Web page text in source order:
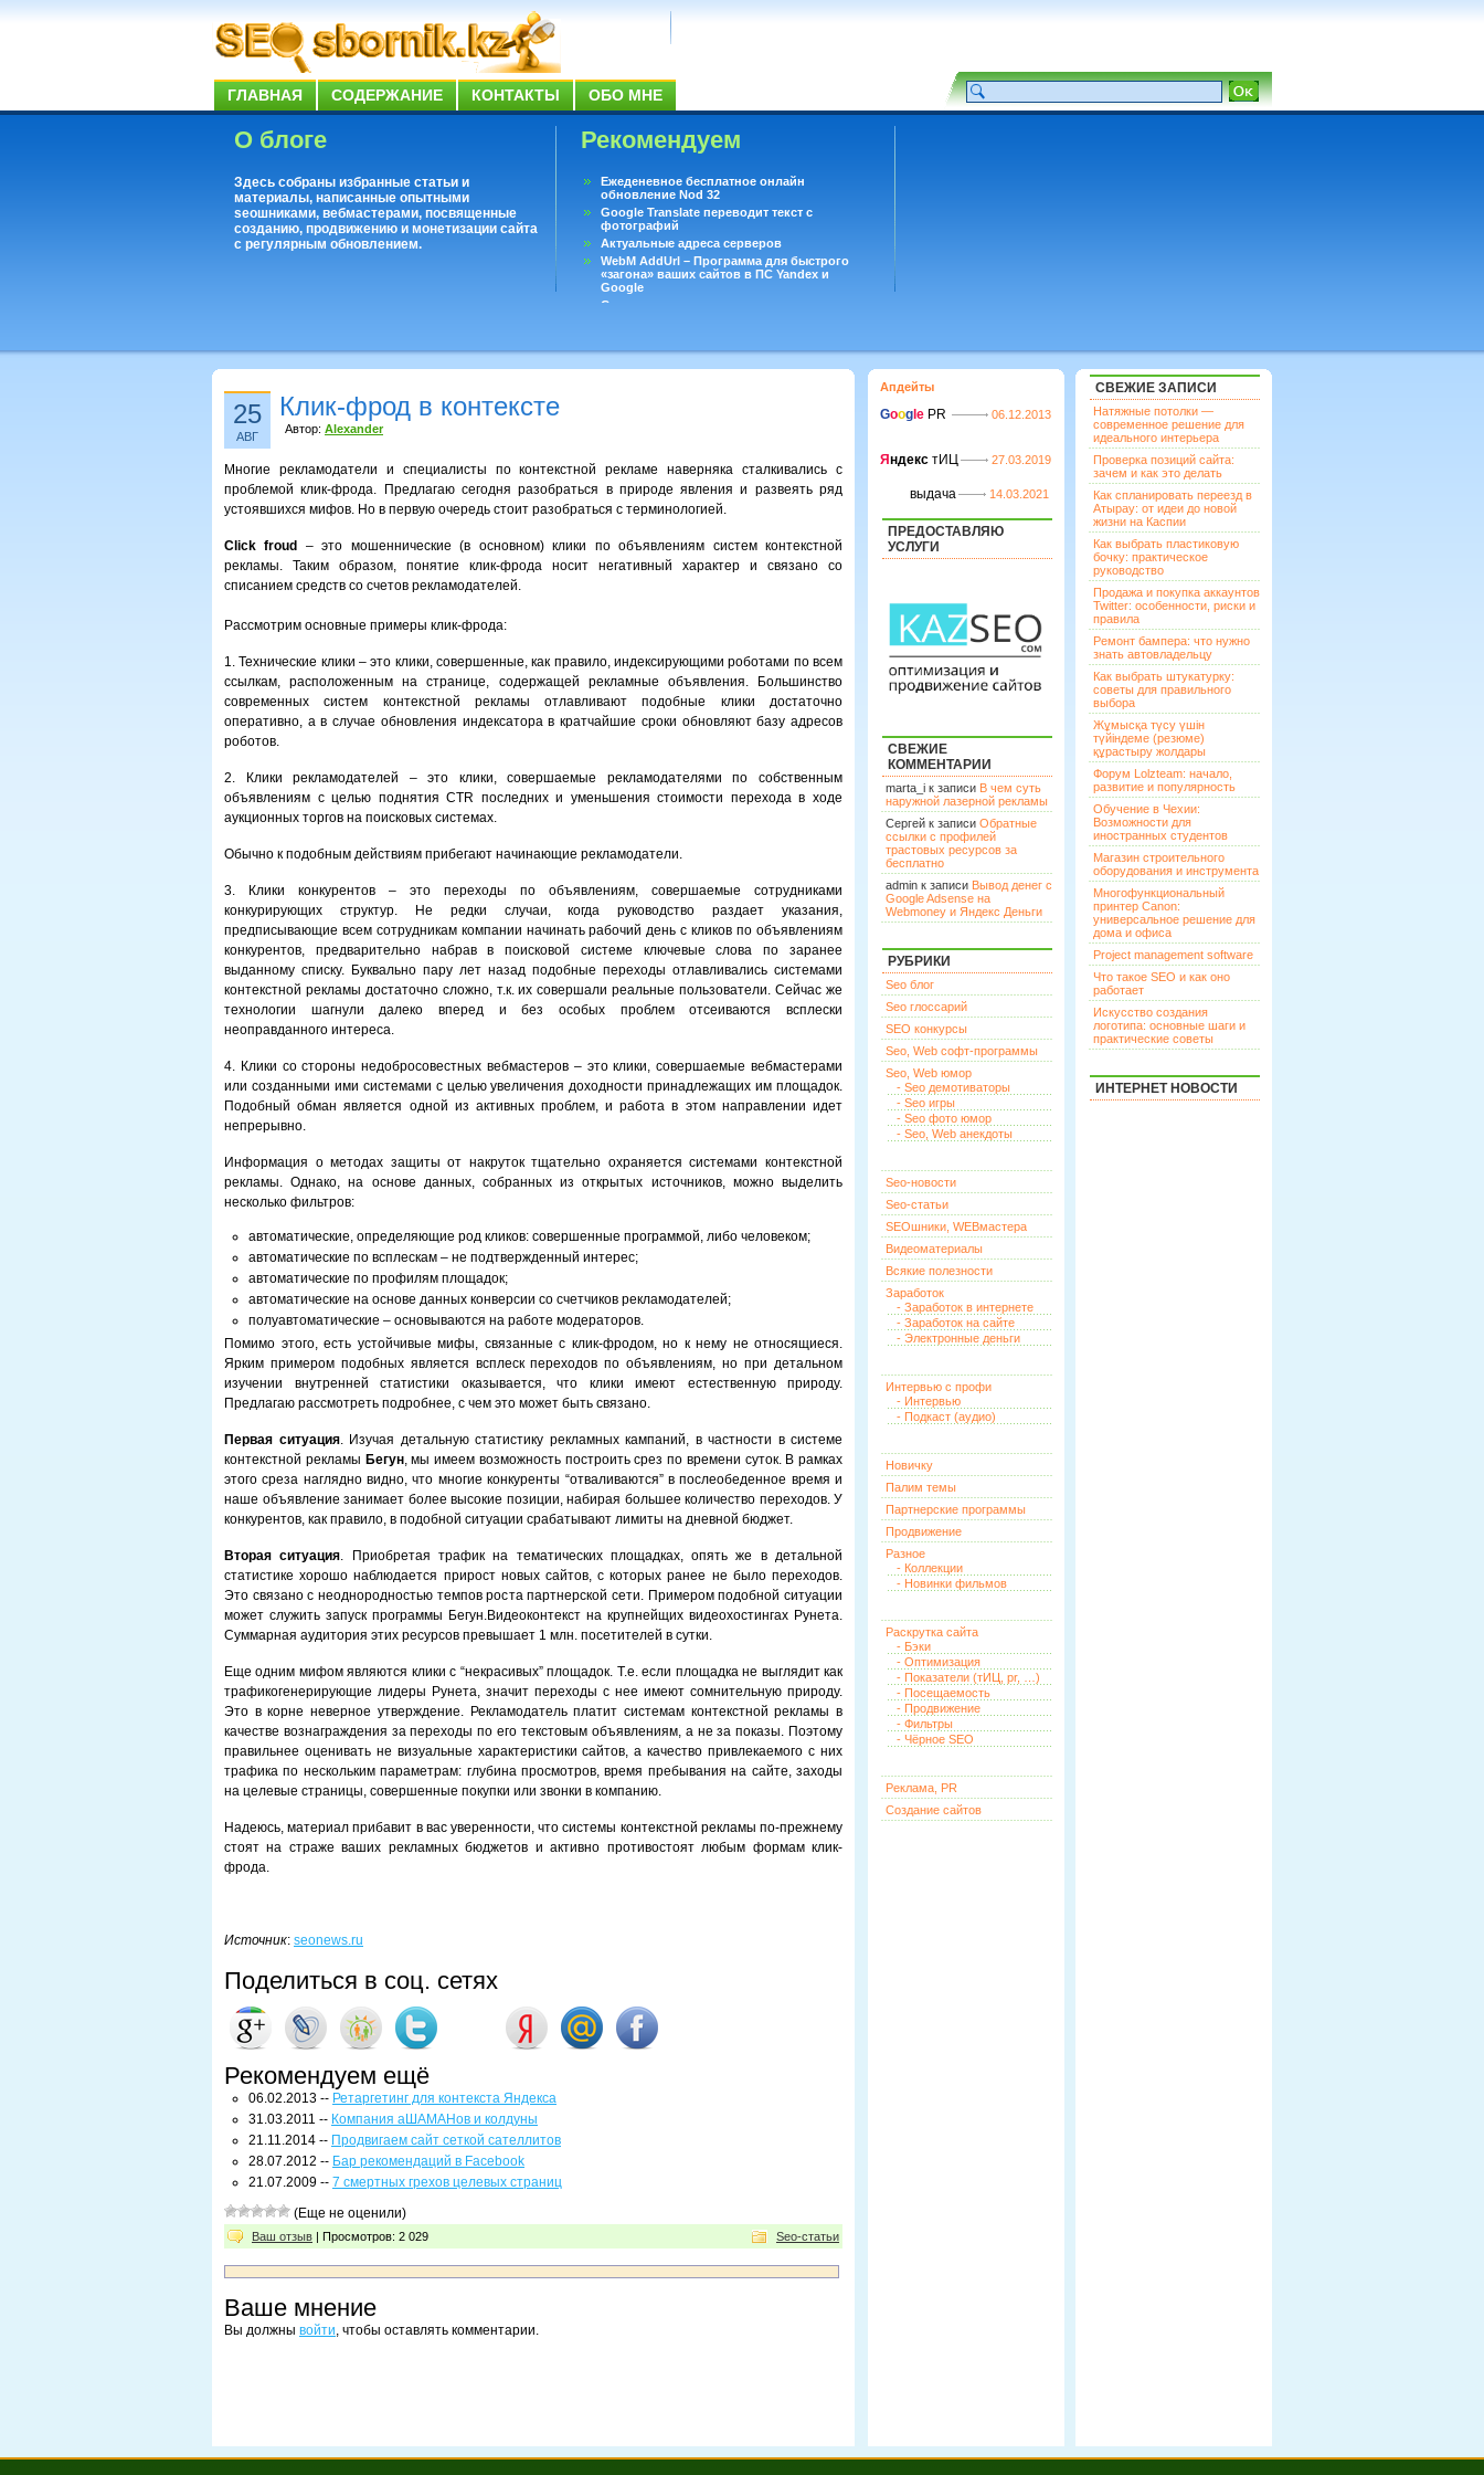
ГЛАВНАЯ СОДЕРЖАНИЕ КОНТАКТЫ ОБО МНЕ
О блоге
Здесь собраны избранные статьи и
материалы, написанные опытными
seoшниками, вебмастерами, посвященные
созданию, продвижению и монетизации сайта
с регулярным обновлением.
Рекомендуем
Ежеденевное бесплатное онлайн
обновление Nod 32
Google Translate переводит текст с
фотографий
Актуальные адреса серверов
WebM AddUrl – Программа для быстрого
«загона» ваших сайтов в ПС Yandex и
Google
Существует вопросы, на которые не может
25
АВГ
Клик-фрод в контексте
Автор: Alexander
Многие рекламодатели и специалисты по контекстной рекламе наверняка сталкивались с
проблемой клик-фрода. Предлагаю сегодня разобраться в природе явления и развеять ряд
устоявшихся мифов. Но в первую очередь стоит разобраться с терминологией.
Click froud
– это мошеннические (в основном) клики по объявлениям систем контекстной
рекламы. Таким образом, понятие клик-фрода носит негативный характер и связано со
списанием средств со счетов рекламодателей.
Рассмотрим основные примеры клик-фрода:
1. Технические клики – это клики, совершенные, как правило, индексирующими роботами по всем
ссылкам, расположенным на странице, содержащей рекламные объявления. Большинство
современных систем контекстной рекламы отлавливают подобные клики достаточно
оперативно, а в случае обновления индексатора в кратчайшие сроки обновляют базу адресов
роботов.
2. Клики рекламодателей – это клики, совершаемые рекламодателями по собственным
объявлениям с целью поднятия CTR последних и уменьшения стоимости перехода в ходе
аукционных торгов на поисковых системах.
Обычно к подобным действиям прибегают начинающие рекламодатели.
3. Клики конкурентов – это переходы по объявлениям, совершаемые сотрудниками
конкурирующих структур. Не редки случаи, когда руководство раздает указания,
предписывающие всем сотрудникам компании начинать рабочий день с кликов по объявлениям
конкурентов, предварительно набрав в поисковой системе ключевые слова по заранее
выданному списку. Буквально пару лет назад подобные переходы отлавливались системами
контекстной рекламы достаточно сложно, т.к. их совершали реальные пользователи. Сейчас же
технологии шагнули далеко вперед и без особых проблем отсеиваются всплески
неоправданного интереса.
4. Клики со стороны недобросовестных вебмастеров – это клики, совершаемые вебмастерами
или созданными ими системами с целью увеличения доходности принадлежащих им площадок.
Подобный обман является одной из активных проблем, и работа в этом направлении идет
непрерывно.
Информация о методах защиты от накруток тщательно охраняется системами контекстной
рекламы. Однако, на основе данных, собранных из открытых источников, можно выделить
несколько фильтров:
автоматические, определяющие род кликов: совершенные программой, либо человеком;
автоматические по всплескам – не подтвержденный интерес;
автоматические по профилям площадок;
автоматические на основе данных конверсии со счетчиков рекламодателей;
полуавтоматические – основываются на работе модераторов.
Помимо этого, есть устойчивые мифы, связанные с клик-фродом, но к нему не относящиеся.
Ярким примером подобных является всплеск переходов по объявлениям, но при детальном
изучении внутренней статистики оказывается, что клики имеют естественную природу.
Предлагаю рассмотреть подробнее, с чем это может быть связано.
Первая ситуация. Изучая детальную статистику рекламных кампаний, в частности в системе
контекстной рекламы Бегун, мы имеем возможность построить срез по времени суток. В рамках
этого среза наглядно видно, что многие конкуренты “отваливаются” в послеобеденное время и
наше объявление занимает более высокие позиции, набирая большее количество переходов. У
конкурентов, как правило, в подобной ситуации срабатывают лимиты на дневной бюджет.
Вторая ситуация. Приобретая трафик на тематических площадках, опять же в детальной
статистике хорошо наблюдается прирост новых сайтов, с которых ранее не было переходов.
Это связано с неоднородностью темпов роста партнерской сети. Примером подобной ситуации
может служить запуск программы Бегун.Видеоконтекст на крупнейщих видеохостингах Рунета.
Суммарная аудитория этих ресурсов превышает 1 млн. посетителей в сутки.
Еще одним мифом являются клики с “некрасивых” площадок. Т.е. если площадка не выглядит как
трафикогенерирующие лидеры Рунета, значит переходы с нее имеют сомнительную природу.
Это в корне неверное утверждение. Рекламодатель платит системам контекстной рекламы в
качестве вознаграждения за переходы по его текстовым объявлениям, а не за показы. Поэтому
правильнее оценивать не визуальные характеристики сайтов, а качество привлекаемого с них
трафика по нескольким параметрам: глубина просмотров, время пребывания на сайте, заходы
на целевые страницы, совершенные покупки или звонки в компанию.
Надеюсь, материал прибавит в вас уверенности, что системы контекстной рекламы по-прежнему
стоят на страже ваших рекламных бюджетов и активно противостоят любым формам клик-
фрода.
Источник: seonews.ru
Поделиться в соц. сетях
Рекомендуем ещё
06.02.2013 -- Ретаргетинг для контекста Яндекса
31.03.2011 -- Компания аШАМАНов и колдуны
21.11.2014 -- Продвигаем сайт сеткой сателлитов
28.07.2012 -- Бар рекомендаций в Facebook
21.07.2009 -- 7 смертных грехов целевых страниц
(Еще не оценили)
Ваш отзыв | Просмотров: 2 029 Seo-статьи
Ваше мнение
Вы должны войти, чтобы оставлять комментарии.
Апдейты
Goog le PR 06.12.2013
Я ндекс тИЦ 27.03.2019
выдача 14.03.2021
ПРЕДОСТАВЛЯЮ
УСЛУГИ
СВЕЖИЕ
КОММЕНТАРИИ
marta_i к записи В чем суть
наружной лазерной рекламы
Сергей к записи Обратные
ссылки с профилей
трастовых ресурсов за
бесплатно
admin к записи Вывод денег с
Google Adsense на
Webmoney и Яндекс Деньги
РУБРИКИ
Seo блог
Seo глоссарий
SEO конкурсы
Seo, Web софт-программы
Seo, Web юмор
- Seo демотиваторы
- Seo игры
- Seo фото юмор
- Seo, Web анекдоты
Seo-новости
Seo-статьи
SEOшники, WEBмастера
Видеоматериалы
Всякие полезности
Заработок
- Заработок в интернете
- Заработок на сайте
- Электронные деньги
Интервью с профи
- Интервью
- Подкаст (аудио)
Новичку
Палим темы
Партнерские программы
Продвижение
Разное
- Коллекции
- Новинки фильмов
Раскрутка сайта
- Бэки
- Оптимизация
- Показатели (тИЦ, pr, …)
- Посещаемость
- Продвижение
- Фильтры
- Чёрное SEO
Реклама, PR
Создание сайтов
СВЕЖИЕ ЗАПИСИ
Натяжные потолки —
современное решение для
идеального интерьера
Проверка позиций сайта:
зачем и как это делать
Как спланировать переезд в
Атырау: от идеи до новой
жизни на Каспии
Как выбрать пластиковую
бочку: практическое
руководство
Продажа и покупка аккаунтов
Twitter: особенности, риски и
правила
Ремонт бампера: что нужно
знать автовладельцу
Как выбрать штукатурку:
советы для правильного
выбора
Жұмысқа түсу үшін
түйіндеме (резюме)
құрастыру жолдары
Форум Lolzteam: начало,
развитие и популярность
Обучение в Чехии:
Возможности для
иностранных студентов
Магазин строительного
оборудования и инструмента
Многофункциональный
принтер Canon:
универсальное решение для
дома и офиса
Project management software
Что такое SEO и как оно
работает
Искусство создания
логотипа: основные шаги и
практические советы
ИНТЕРНЕТ НОВОСТИ